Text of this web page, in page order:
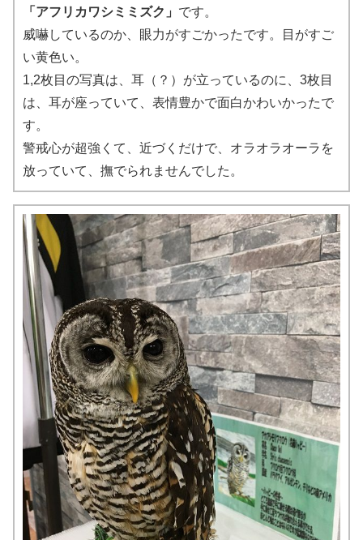
「アフリカワシミミズク」 です。
威嚇しているのか、眼力がすごかったです。目がすご
い黄色い。
1,2枚目の写真は、耳（？）が立っているのに、3枚目
は、耳が座っていて、表情豊かで面白かわいかったで
す。
警戒心が超強くて、近づくだけで、オラオラオーラを
放っていて、撫でられませんでした。